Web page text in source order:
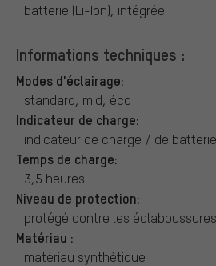
batterie (Li-Ion), intégrée
Informations techniques :
Modes d'éclairage:
standard, mid, éco
Indicateur de charge:
indicateur de charge / de
Temps de charge:
3,5 heures
Niveau de protection:
protégé contre les
Matériau :
matériau synthétique